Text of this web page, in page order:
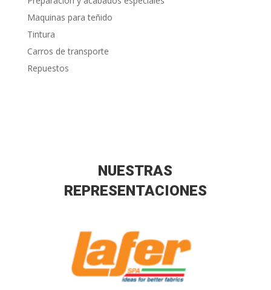
Maquinas para teñido
Tintura
Carros de transporte
Repuestos
NUESTRAS
REPRESENTACIONES